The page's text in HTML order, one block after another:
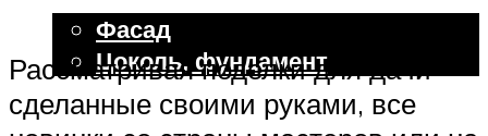
Фасад
Цоколь, фундамент
Рассматривая поделки для дачи
сделанные своими руками, все